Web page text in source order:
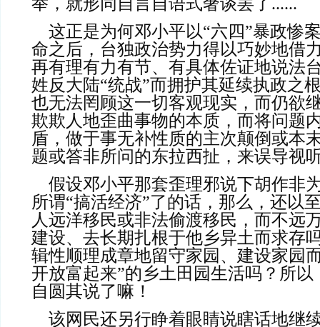
命之后，台独政治势力得以巧妙地借
再有理有力有节、有具体佐证地说法
姓反大陆“统战”而拥护其延续执政之
也无法罔顾这一切客观现实，而仍欲
欺欺人地歪曲事物的本质，而将问题
盾，做于事无补性质的主次颠倒或本
题或答非所问的东拉西扯，来误导视
所谓“搞活经济”了的话，那么，还以
人远洋移民或非法偷渡移民，而不远
建设、去长期扎根于他乡异土而求存
辑性顺理成章地留守家园、建设家园
开放富起来”的乡土田园生活吗？所
自圆其说了嘛！